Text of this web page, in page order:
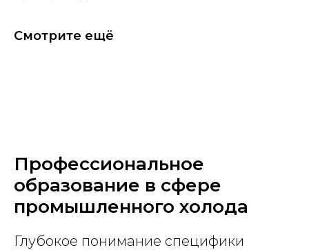
Смотрите ещё
Профессиональное
образование в сфере
промышленного холода
Глубокое понимание специфики